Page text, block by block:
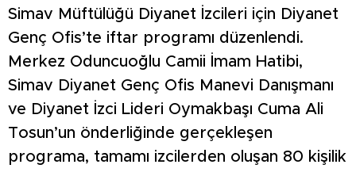
Simav Müftülüğü Diyanet İzcileri için Diyanet
Genç Ofis’te iftar programı düzenlendi.
Merkez Oduncuoğlu Camii İmam Hatibi,
Simav Diyanet Genç Ofis Manevi Danışmanı
ve Diyanet İzci Lideri Oymakbaşı Cuma Ali
Tosun’un önderliğinde gerçekleşen
programa, tamamı izcilerden oluşan 80 kişilik